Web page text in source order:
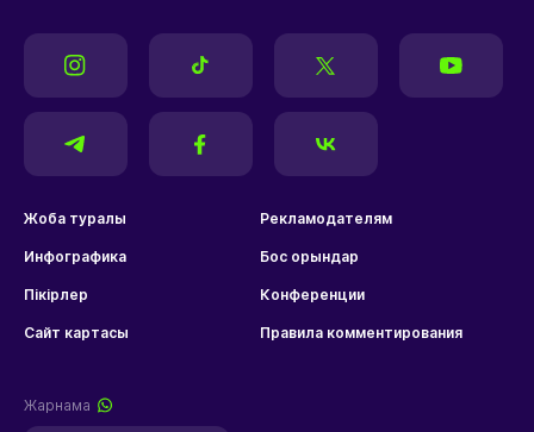
Жоба туралы Рекламодателям
Инфографика Бос орындар
Пікірлер Конференции
Сайт картасы Правила комментирования
Жарнама